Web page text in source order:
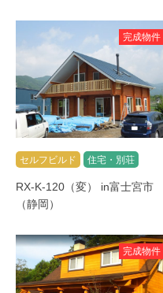
完成物件
セルフビルド 住宅・別荘
RX-K-120（変） in富士宮市
（静岡）
完成物件